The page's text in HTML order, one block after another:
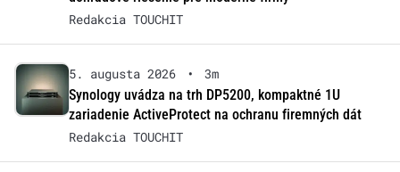
Redakcia TOUCHIT
5. augusta 2026 •
3m
Synology uvádza na trh DP5200, kompaktné 1U
zariadenie ActiveProtect na ochranu firemných dát
Redakcia TOUCHIT